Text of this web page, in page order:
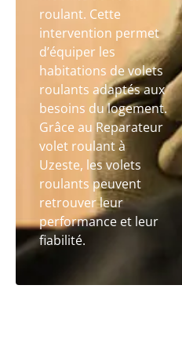
roulant. Cette
intervention permet
d’équiper les
habitations de volets
roulants adaptés aux
besoins du logement.
Grâce au Reparateur
volet roulant à
Uzeste, les volets
roulants peuvent
retrouver leur
performance et leur
fiabilité.